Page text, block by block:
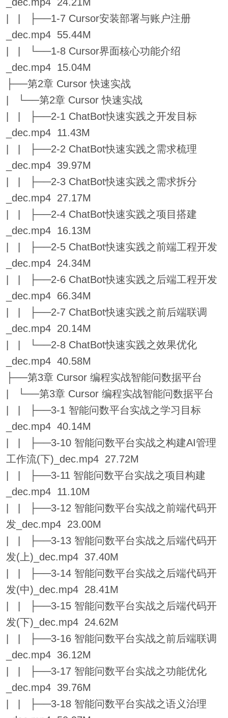
| | ├──1-7 Cursor安装部署与账户注册
_dec.mp4 55.44M
| | └──1-8 Cursor界面核心功能介绍
_dec.mp4 15.04M
├──第2章 Cursor 快速实战
| └──第2章 Cursor 快速实战
| | ├──2-1 ChatBot快速实践之开发目标
_dec.mp4 11.43M
| | ├──2-2 ChatBot快速实践之需求梳理
_dec.mp4 39.97M
| | ├──2-3 ChatBot快速实践之需求拆分
_dec.mp4 27.17M
| | ├──2-4 ChatBot快速实践之项目搭建
_dec.mp4 16.13M
| | ├──2-5 ChatBot快速实践之前端工程开发
_dec.mp4 24.34M
| | ├──2-6 ChatBot快速实践之后端工程开发
_dec.mp4 66.34M
| | ├──2-7 ChatBot快速实践之前后端联调
_dec.mp4 20.14M
| | └──2-8 ChatBot快速实践之效果优化
_dec.mp4 40.58M
├──第3章 Cursor 编程实战智能问数据平台
| └──第3章 Cursor 编程实战智能问数据平台
| | ├──3-1 智能问数平台实战之学习目标
_dec.mp4 40.14M
| | ├──3-10 智能问数平台实战之构建AI管理
工作流(下)_dec.mp4 27.72M
| | ├──3-11 智能问数平台实战之项目构建
_dec.mp4 11.10M
| | ├──3-12 智能问数平台实战之前端代码开
发_dec.mp4 23.00M
| | ├──3-13 智能问数平台实战之后端代码开
发(上)_dec.mp4 37.40M
| | ├──3-14 智能问数平台实战之后端代码开
发(中)_dec.mp4 28.41M
| | ├──3-15 智能问数平台实战之后端代码开
发(下)_dec.mp4 24.62M
| | ├──3-16 智能问数平台实战之前后端联调
_dec.mp4 36.12M
| | ├──3-17 智能问数平台实战之功能优化
_dec.mp4 39.76M
| | ├──3-18 智能问数平台实战之语义治理